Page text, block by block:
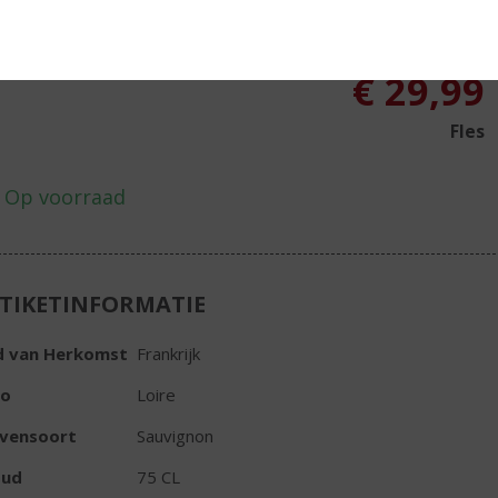
€29,99
Fles
van Herkomst Frankrijk
Loire
Sauvignon
75 CL